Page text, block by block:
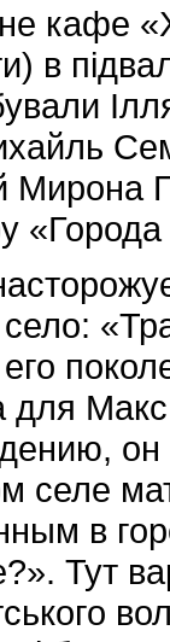
кафе
в
Мирона
село:
он
селе
в
Тут